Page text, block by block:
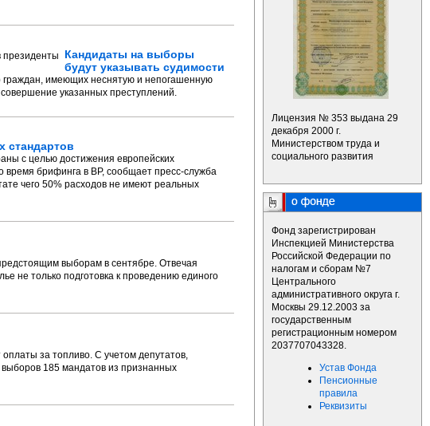
Кандидаты на выборы
будут указывать судимости
граждан, имеющих неснятую и непогашенную
указанных преступлений.
стандартов
с целью достижения европейских
время брифинга в ВР, сообщает пресс-служба
чего 50% расходов не имеют реальных
выборам в сентябре. Отвечая
не только подготовка к проведению единого
за топливо. С учетом депутатов,
185 мандатов из признанных
Лицензия № 353 выдана 29
декабря 2000 г.
Министерством труда и
социального развития
Фонд зарегистрирован
Инспекцией Министерства
Российской Федерации по
налогам и сборам №7
Центрального
административного округа г.
Москвы 29.12.2003 за
государственным
регистрационным номером
2037707043328.
Устав Фонда
Пенсионные
правила
Реквизиты